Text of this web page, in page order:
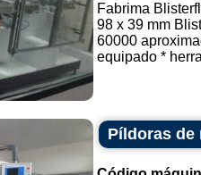
Fabrima
98 x 39 mm
60000
equipado *
Píldoras de